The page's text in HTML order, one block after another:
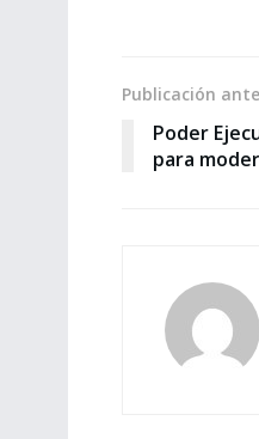
Publicación
Poder
para